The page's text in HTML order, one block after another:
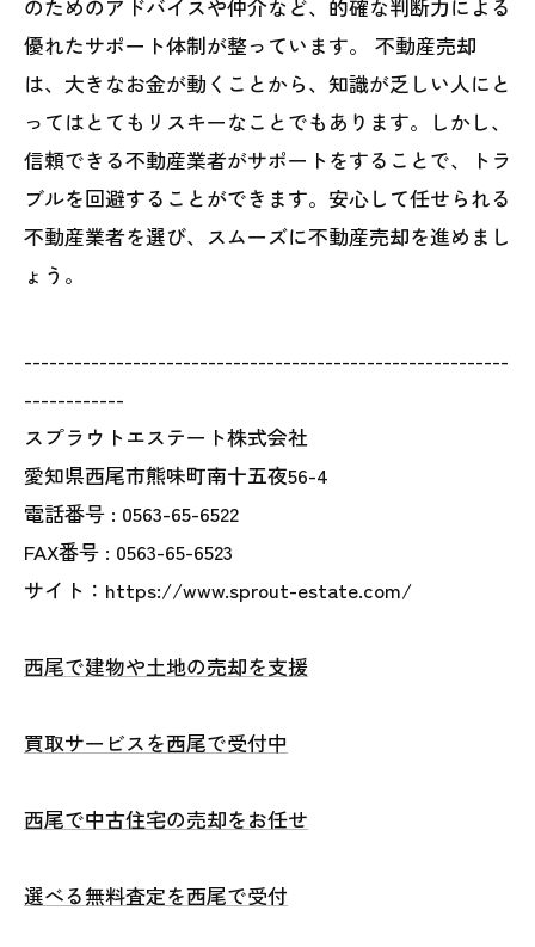
のためのアドバイスや仲介など、的確な判断力による
優れたサポート体制が整っています。 不動産売却
は、大きなお金が動くことから、知識が乏しい人にと
ってはとてもリスキーなことでもあります。しかし、
信頼できる不動産業者がサポートをすることで、トラ
ブルを回避することができます。安心して任せられる
不動産業者を選び、スムーズに不動産売却を進めまし
ょう。
----------------------------------------------------------
------------
スプラウトエステート株式会社
愛知県西尾市熊味町南十五夜56-4
電話番号 : 0563-65-6522
FAX番号 : 0563-65-6523
サイト：https://www.sprout-estate.com/
西尾で建物や土地の売却を支援
買取サービスを西尾で受付中
西尾で中古住宅の売却をお任せ
選べる無料査定を西尾で受付